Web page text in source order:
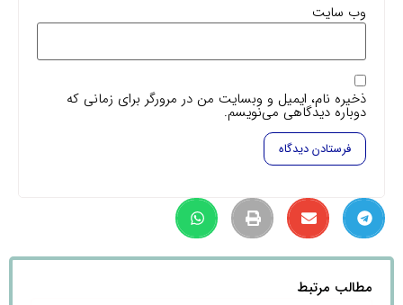
مطالب مرتبط
وب‌ سایت
ذخیره نام، ایمیل و وبسایت من در مرورگر برای زمانی که
دوباره دیدگاهی می‌نویسم.